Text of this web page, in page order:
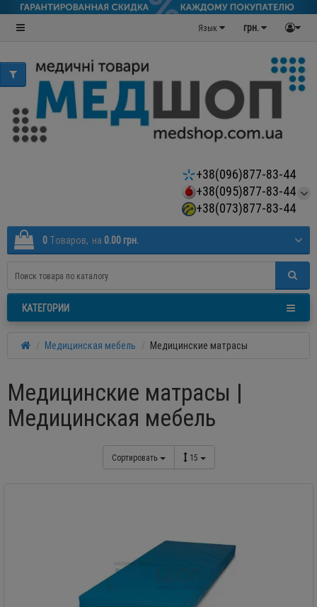
грн.
Язык
+38(096)877-83-44
+38(095)877-83-44
+38(073)877-83-44
0 Tоваров, на 0.00 грн.
КАТЕГОРИИ
Медицинская мебель Медицинские матрасы
Медицинские матрасы |
Медицинская мебель
Сортировать 15